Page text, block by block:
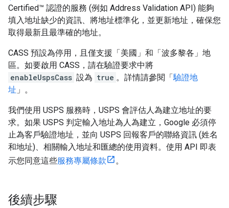
Certified™ 認證的服務 (例如 Address Validation API) 能夠
填入地址缺少的資訊、將地址標準化，並更新地址，確保您
取得最新且最準確的地址。
CASS 預設為停用，且僅支援「美國」和「波多黎各」地
區。如要啟用 CASS，請在驗證要求中將
enableUspsCass 設為 true 。詳情請參閱「驗證地
址 」。
我們使用 USPS 服務時，USPS 會評估人為建立地址的要
求。如果 USPS 判定輸入地址為人為建立，Google 必須停
止為客戶驗證地址，並向 USPS 回報客戶的聯絡資訊 (姓名
和地址)、相關輸入地址和匯總的使用資料。使用 API 即表
示您同意這些服務專屬條款 。
後續步驟